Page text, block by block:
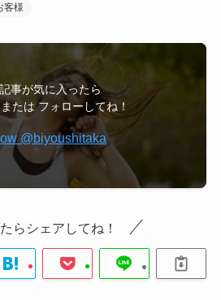
客様
事が気に入ったら
たは フォローしてね！
@biyoushitaka
らシェアしてね！